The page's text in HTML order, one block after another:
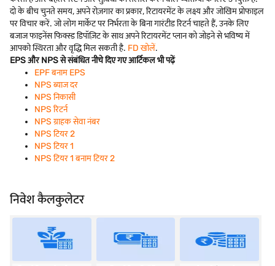
दो के बीच चुनते समय, अपने रोज़गार का प्रकार, रिटायरमेंट के लक्ष्य और जोखिम प्रोफाइल
पर विचार करें. जो लोग मार्केट पर निर्भरता के बिना गारंटीड रिटर्न चाहते हैं, उनके लिए
बजाज फाइनेंस फिक्स्ड डिपॉज़िट के साथ अपने रिटायरमेंट प्लान को जोड़ने से भविष्य में
आपको स्थिरता और वृद्धि मिल सकती है. FD खोलें.
EPS और NPS से संबंधित नीचे दिए गए आर्टिकल भी पढ़ें
EPF बनाम EPS
NPS ब्याज दर
NPS निकासी
NPS रिटर्न
NPS ग्राहक सेवा नंबर
NPS टियर 2
NPS टियर 1
NPS टियर 1 बनाम टियर 2
निवेश कैलकुलेटर